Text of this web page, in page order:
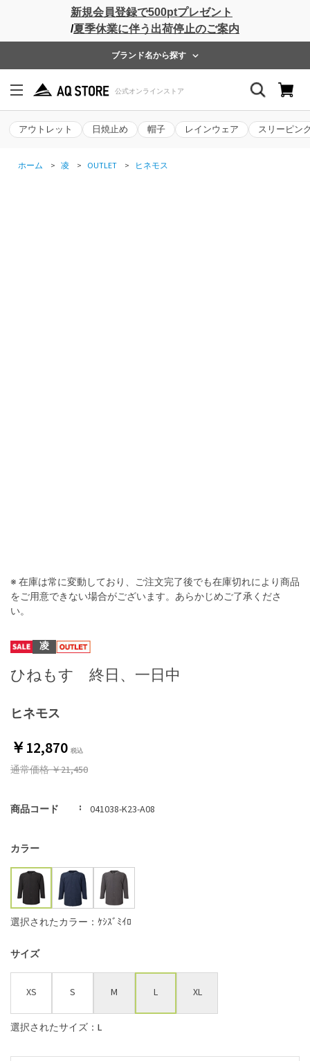
新規会員登録で500ptプレゼント
/夏季休業に伴う出荷停止のご案内
ブランド名から探す
アウトレット 日焼止め 帽子 レインウェア スリーピン
ホーム > 凌 > OUTLET > ヒネモス
※ 在庫は常に変動しており、ご注文完了後でも在庫切れにより商品
をご用意できない場合がございます。あらかじめご了承くださ
い。
ヒネモス
凌
ひねもす 終日、一日中
￥12,870
通常価格￥21,450
商品コード 041038-K23-A08
カラー
選択されたカラー：ｹｼｽﾞﾐｲﾛ
サイズ
XS S M L XL
選択されたサイズ：L